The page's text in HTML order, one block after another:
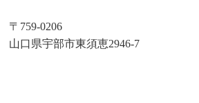
〒759-0206
山口県宇部市東須恵2946-7